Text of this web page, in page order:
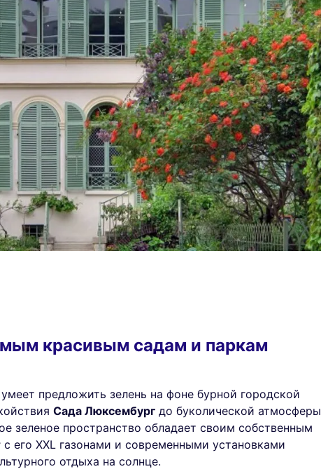
красивым садам и паркам
предложить зелень на фоне бурной городской
Сада Люксембург до буколической атмосферы
зеленое пространство обладает своим собственным
с его XXL газонами и современными установками
отдыха на солнце.